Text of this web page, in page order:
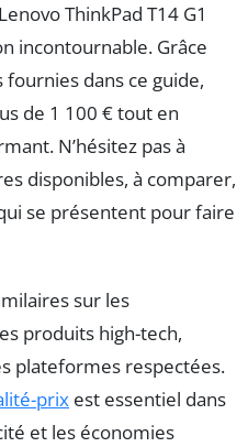
ThinkPad T14 G1
incontournable. Grâce
dans ce guide,
de 1 100 € tout en
N’hésitez pas à
disponibles, à comparer,
se présentent pour faire
sur les
produits high-tech,
plateformes respectées.
prix est essentiel dans
et les économies